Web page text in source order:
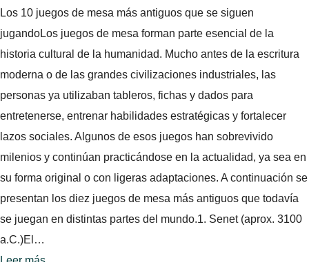
Los 10 juegos de mesa más antiguos que se siguen
jugandoLos juegos de mesa forman parte esencial de la
historia cultural de la humanidad. Mucho antes de la escritura
moderna o de las grandes civilizaciones industriales, las
personas ya utilizaban tableros, fichas y dados para
entretenerse, entrenar habilidades estratégicas y fortalecer
lazos sociales. Algunos de esos juegos han sobrevivido
milenios y continúan practicándose en la actualidad, ya sea en
su forma original o con ligeras adaptaciones. A continuación se
presentan los diez juegos de mesa más antiguos que todavía
se juegan en distintas partes del mundo.1. Senet (aprox. 3100
a.C.)El…